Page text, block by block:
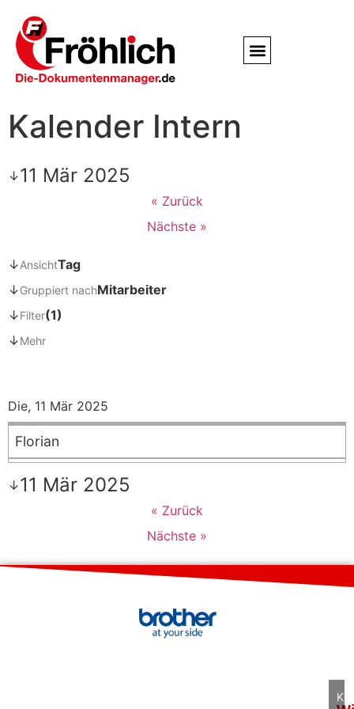
Kalender Intern
↓11 Mär 2025
« Zurück
Nächste »
↓AnsichtTag
↓Gruppiert nachMitarbeiter
↓Filter(1)
↓Mehr
Die, 11 Mär 2025
Florian
↓11 Mär 2025
« Zurück
Nächste »